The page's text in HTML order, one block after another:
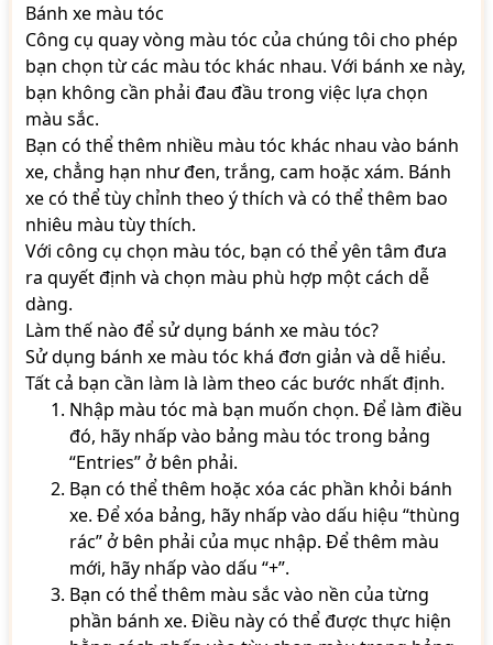
Bánh xe màu tóc
Công cụ quay vòng màu tóc của chúng tôi cho phép
bạn chọn từ các màu tóc khác nhau. Với bánh xe này,
bạn không cần phải đau đầu trong việc lựa chọn
màu sắc.
Bạn có thể thêm nhiều màu tóc khác nhau vào bánh
xe, chẳng hạn như đen, trắng, cam hoặc xám. Bánh
xe có thể tùy chỉnh theo ý thích và có thể thêm bao
nhiêu màu tùy thích.
Với công cụ chọn màu tóc, bạn có thể yên tâm đưa
ra quyết định và chọn màu phù hợp một cách dễ
dàng.
Làm thế nào để sử dụng bánh xe màu tóc?
Sử dụng bánh xe màu tóc khá đơn giản và dễ hiểu.
Tất cả bạn cần làm là làm theo các bước nhất định.
Nhập màu tóc mà bạn muốn chọn. Để làm điều
đó, hãy nhấp vào bảng màu tóc trong bảng
“Entries” ở bên phải.
Bạn có thể thêm hoặc xóa các phần khỏi bánh
xe. Để xóa bảng, hãy nhấp vào dấu hiệu “thùng
rác” ở bên phải của mục nhập. Để thêm màu
mới, hãy nhấp vào dấu “+”.
Bạn có thể thêm màu sắc vào nền của từng
phần bánh xe. Điều này có thể được thực hiện